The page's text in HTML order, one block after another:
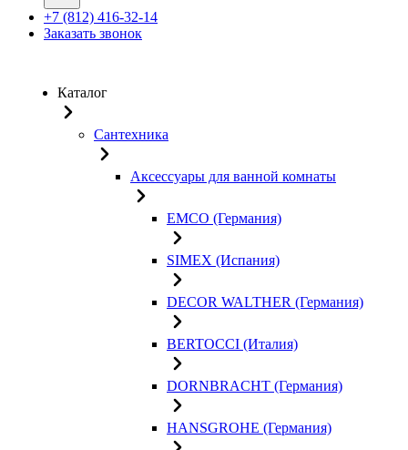
+7 (812) 416-32-14
Заказать звонок
Каталог
Сантехника
Аксессуары для ванной комнаты
EMCO (Германия)
SIMEX (Испания)
DECOR WALTHER (Германия)
BERTOCCI (Италия)
DORNBRACHT (Германия)
HANSGROHE (Германия)